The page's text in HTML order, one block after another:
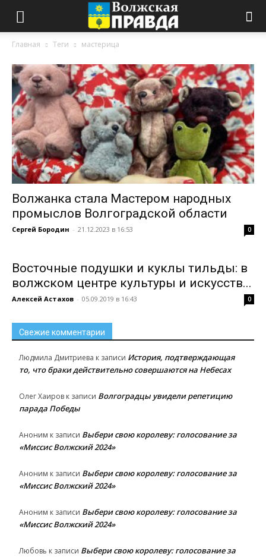
Главная Теги мастерица
Волжанка стала Мастером народных
промыслов Волгоградской области
Сергей Бородин - 21.12.2023 в 16:53 0
Восточные подушки и куклы тильды: в
волжском центре культуры и искусств...
Алексей Астахов - 05.09.2019 в 16:43 0
Свежие комментарии
Людмила Дмитриева к записи История, подтверждающая
то, что браки действительно совершаются на Небесах
Олег Хаиров к записи Волгоградцы увидели репетицию
парада Победы
Аноним к записи Выбери свою королеву: голосование за
«Миссис Волжский 2024»
Аноним к записи Выбери свою королеву: голосование за
«Миссис Волжский 2024»
Аноним к записи Выбери свою королеву: голосование за
«Миссис Волжский 2024»
Любовь к записи Выбери свою королеву: голосование за